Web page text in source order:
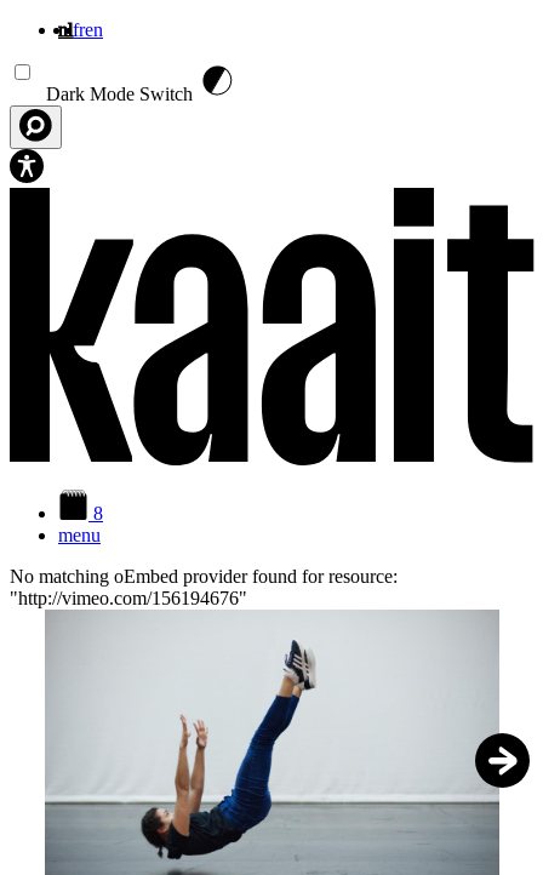
nlfren
Dark Mode Switch
8
menu
Foutmelding
No matching oEmbed provider found for resource:
"http://vimeo.com/156194676"